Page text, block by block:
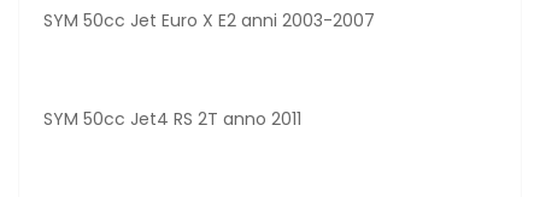
SYM 50cc Jet Euro X E2 anni 2003-2007
SYM 50cc Jet4 RS 2T anno 2011